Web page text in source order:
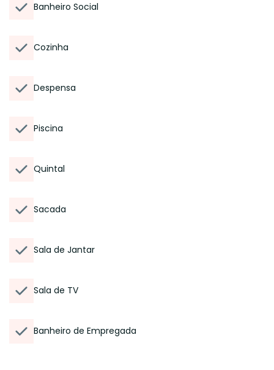
Banheiro Social
Cozinha
Despensa
Piscina
Quintal
Sacada
Sala de Jantar
Sala de TV
Banheiro de Empregada